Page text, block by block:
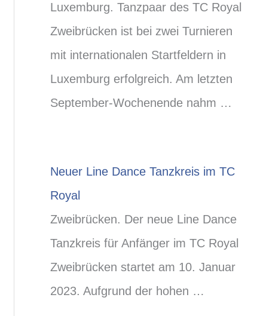
Luxemburg. Tanzpaar des TC Royal
Zweibrücken ist bei zwei Turnieren
mit internationalen Startfeldern in
Luxemburg erfolgreich. Am letzten
September-Wochenende nahm …
Neuer Line Dance Tanzkreis im TC
Royal
Zweibrücken. Der neue Line Dance
Tanzkreis für Anfänger im TC Royal
Zweibrücken startet am 10. Januar
2023. Aufgrund der hohen …